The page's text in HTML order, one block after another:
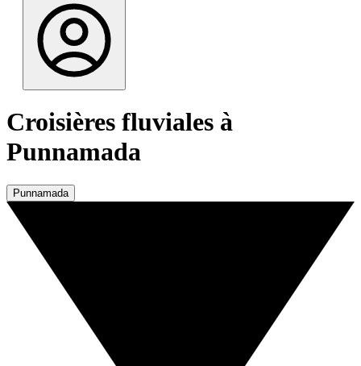
Croisières fluviales à
Punnamada
Punnamada